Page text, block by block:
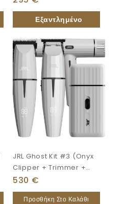
JRL Ghost Kit #3 (Onyx
Clipper + Trimmer +
Shaver + Forte Pro
Hairdryer)
530 €
Προσθήκη Στο Καλάθι